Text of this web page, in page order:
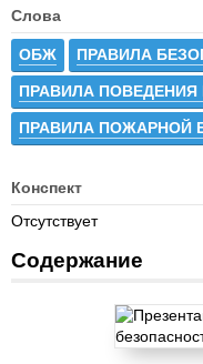
Слова
ОБЖ ПРАВИЛА
ПРАВИЛА
ПРАВИЛА ПОЖАРНОЙ
Конспект
Отсутствует
Содержание